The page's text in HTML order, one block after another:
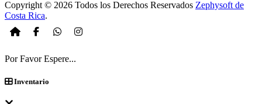
Copyright © 2026 Todos los Derechos Reservados Zephysoft de
Costa Rica.
Por Favor Espere...
Inventario